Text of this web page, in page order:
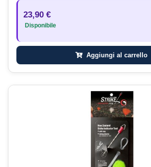
23,90 €
Disponibile
Aggiungi al carrello